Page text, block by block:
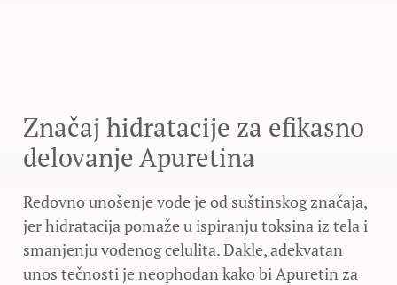
Značaj hidratacije za efikasno
delovanje Apuretina
Redovno unošenje vode je od suštinskog značaja,
jer hidratacija pomaže u ispiranju toksina iz tela i
smanjenju vodenog celulita. Dakle, adekvatan
unos tečnosti je neophodan kako bi Apuretin za